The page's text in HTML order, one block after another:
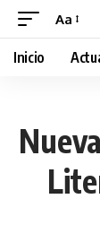
Cambiar
tamaño
Aa
Inicio